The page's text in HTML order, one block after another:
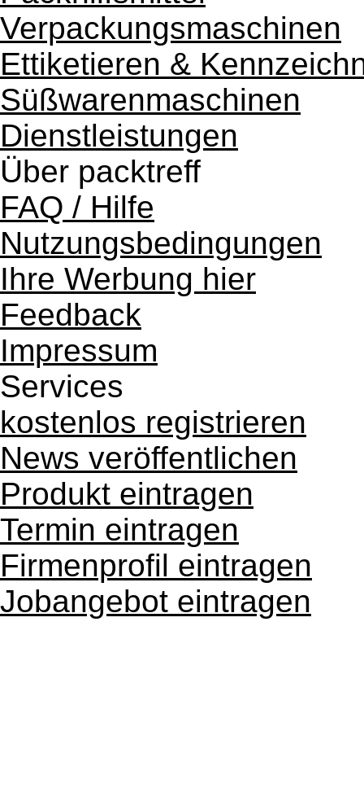
Verpackungsmaschinen
Ettiketieren &
Süßwarenmaschinen
Dienstleistungen
Über packtreff
FAQ / Hilfe
Nutzungsbedingungen
Ihre Werbung hier
Feedback
Impressum
Services
kostenlos registrieren
News veröffentlichen
Produkt eintragen
Termin eintragen
Firmenprofil eintragen
Jobangebot eintragen